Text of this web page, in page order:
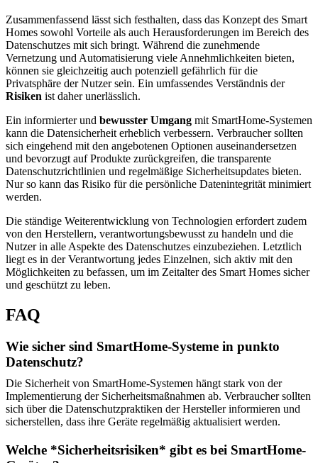
Zusammenfassend lässt sich festhalten, dass das Konzept des Smart
Homes sowohl Vorteile als auch Herausforderungen im Bereich des
Datenschutzes mit sich bringt. Während die zunehmende
Vernetzung und Automatisierung viele Annehmlichkeiten bieten,
können sie gleichzeitig auch potenziell gefährlich für die
Privatsphäre der Nutzer sein. Ein umfassendes Verständnis der
Risiken ist daher unerlässlich.
Ein informierter und bewusster Umgang mit SmartHome-Systemen
kann die Datensicherheit erheblich verbessern. Verbraucher sollten
sich eingehend mit den angebotenen Optionen auseinandersetzen
und bevorzugt auf Produkte zurückgreifen, die transparente
Datenschutzrichtlinien und regelmäßige Sicherheitsupdates bieten.
Nur so kann das Risiko für die persönliche Datenintegrität minimiert
werden.
Die ständige Weiterentwicklung von Technologien erfordert zudem
von den Herstellern, verantwortungsbewusst zu handeln und die
Nutzer in alle Aspekte des Datenschutzes einzubeziehen. Letztlich
liegt es in der Verantwortung jedes Einzelnen, sich aktiv mit den
Möglichkeiten zu befassen, um im Zeitalter des Smart Homes sicher
und geschützt zu leben.
FAQ
Wie sicher sind SmartHome-Systeme in punkto
Datenschutz?
Die Sicherheit von SmartHome-Systemen hängt stark von der
Implementierung der Sicherheitsmaßnahmen ab. Verbraucher sollten
sich über die Datenschutzpraktiken der Hersteller informieren und
sicherstellen, dass ihre Geräte regelmäßig aktualisiert werden.
Welche *Sicherheitsrisiken* gibt es bei SmartHome-